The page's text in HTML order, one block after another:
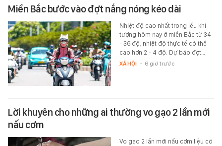
Miền Bắc bước vào đợt nắng nóng kéo dài
Nhiệt độ cao nhất trong lều khí
tượng hôm nay ở miền Bắc từ 34
- 36 độ, nhiệt độ thực tế có thể
cao hơn 2 - 4 độ. Dự báo đợt…
XÃ HỘI - 6 giờ trước
Lời khuyên cho những ai thường vo gạo 2 lần mới
nấu cơm
Vo gạo 2 lần mới nấu cơm liệu có